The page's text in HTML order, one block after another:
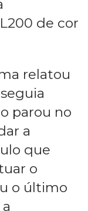
de cor
relatou
parou no
a
que
o
o último